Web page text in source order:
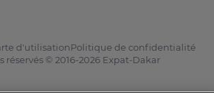
d'utilisationPolitique de confidentialité
réservés © 2016-2026 Expat-Dakar